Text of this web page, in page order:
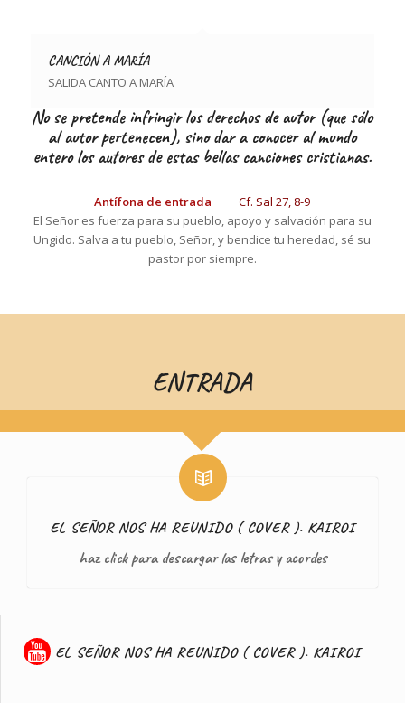
CANCIÓN A MARÍA
SALIDA CANTO A MARÍA
No se pretende infringir los derechos de autor (que sólo
al autor pertenecen), sino dar a conocer al mundo
entero los autores de estas bellas canciones cristianas.
Antífona de entrada Cf. Sal 27, 8-9
El Señor es fuerza para su pueblo, apoyo y salvación para su
Ungido. Salva a tu pueblo, Señor, y bendice tu heredad, sé su
pastor por siempre.
ENTRADA
EL SEÑOR NOS HA REUNIDO ( COVER ). KAIROI
haz click para descargar las letras y acordes
EL SEÑOR NOS HA REUNIDO ( COVER ). KAIROI